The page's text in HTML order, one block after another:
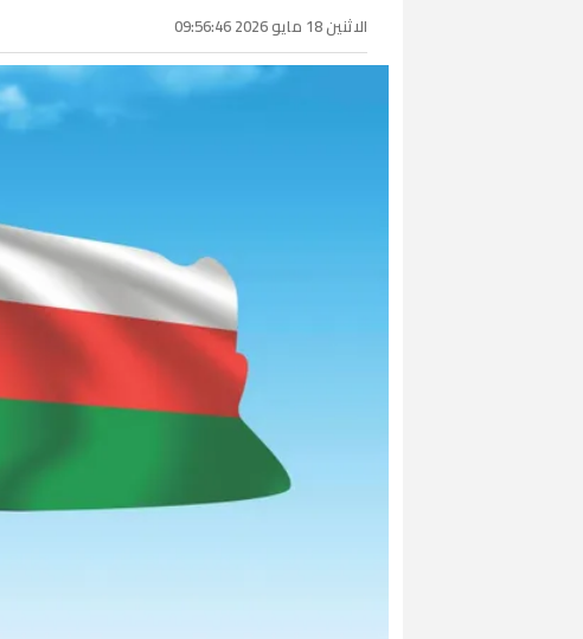
الاثنين 18 مايو 2026 09:56:46